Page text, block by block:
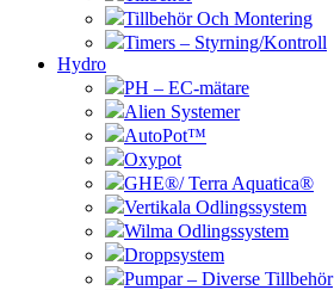
Tillbehör Och Montering
Timers – Styrning/Kontroll
Hydro
PH – EC-mätare
Alien Systemer
AutoPot™
Oxypot
GHE®/ Terra Aquatica®
Vertikala Odlingssystem
Wilma Odlingssystem
Droppsystem
Pumpar – Diverse Tillbehör